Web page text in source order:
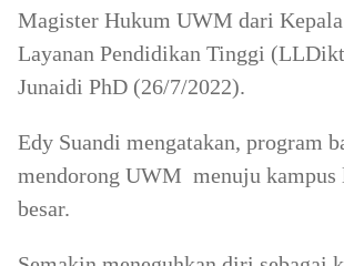
Magister Hukum UWM dari
Layanan Pendidikan Tinggi
Junaidi PhD (26/7/2022).
Edy Suandi mengatakan, program
mendorong UWM menuju kampus
besar.